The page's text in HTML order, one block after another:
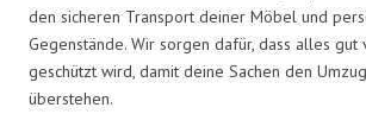
den sicheren Transport deiner Möbel und
Gegenstände. Wir sorgen dafür, dass alles gut
geschützt wird, damit deine Sachen den
überstehen.